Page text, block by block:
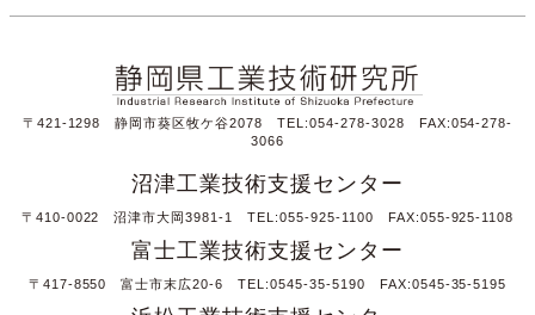
〒421-1298 静岡市葵区牧ケ谷2078 TEL:054-278-3028 FAX:054-278-
3066
沼津工業技術支援センター
〒410-0022 沼津市大岡3981-1 TEL:055-925-1100 FAX:055-925-1108
富士工業技術支援センター
〒417-8550 富士市末広20-6 TEL:0545-35-5190 FAX:0545-35-5195